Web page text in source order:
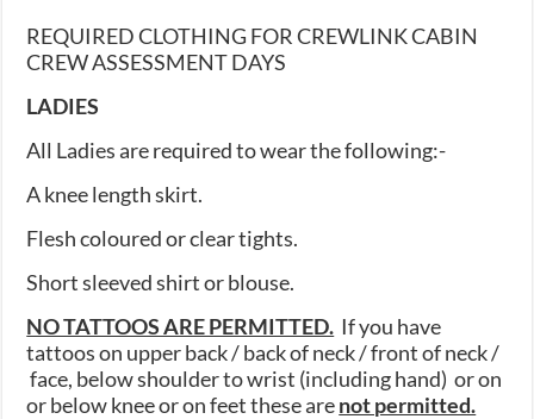
REQUIRED CLOTHING FOR CREWLINK CABIN
CREW ASSESSMENT DAYS
LADIES
All Ladies are required to wear the following:-
A knee length skirt.
Flesh coloured or clear tights.
Short sleeved shirt or blouse.
NO TATTOOS ARE PERMITTED. If you have
tattoos on upper back / back of neck / front of neck /
face, below shoulder to wrist (including hand) or on
or below knee or on feet these arenot permitted.